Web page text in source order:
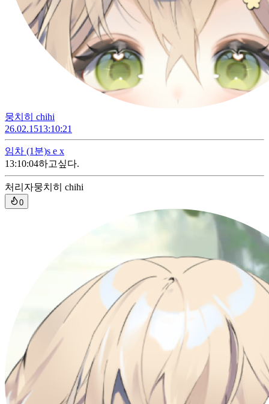
뭉치히 chihi
26.02.1513:10:21
임차 (1분)s e x
13:10:04하고싶다.
처리자뭉치히 chihi
0